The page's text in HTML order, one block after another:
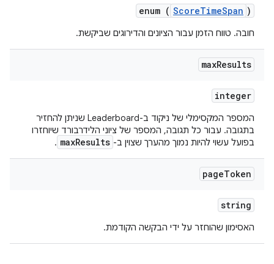
enum ( ScoreTimeSpan )
חובה. טווח הזמן עבור הציונים והדירוגים שביקשת.
maxResults
integer
המספר המקסימלי של ניקוד ב-Leaderboard שניתן להחזיר
בתגובה. עבור כל תגובה, המספר של ציוני הלידרבורד שיוחזרו
בפועל עשוי להיות נמוך מהערך שצוין ב- maxResults
.
pageToken
string
האסימון שהוחזר על ידי הבקשה הקודמת.